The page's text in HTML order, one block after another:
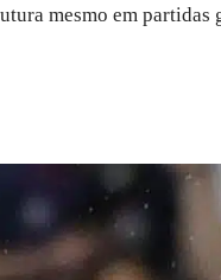
mesmo em partidas